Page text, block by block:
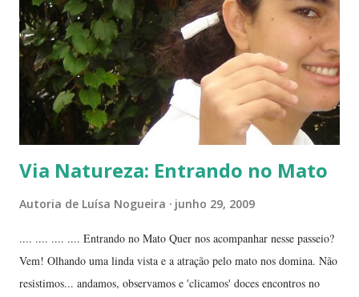
algum galho podem nascer várias mudas. Uma só muda em pouco
tempo transforma-se em uma moita. É uma planta medicinal. ...
Via Natureza: Entrando no Mato
Autoria de Luísa Nogueira junho 29, 2009
.... .... .... .... Entrando no Mato Quer nos acompanhar nesse passeio?
Vem! Olhando uma linda vista e a atração pelo mato nos domina. Não
resistimos... andamos, observamos e 'clicamos' doces encontros no